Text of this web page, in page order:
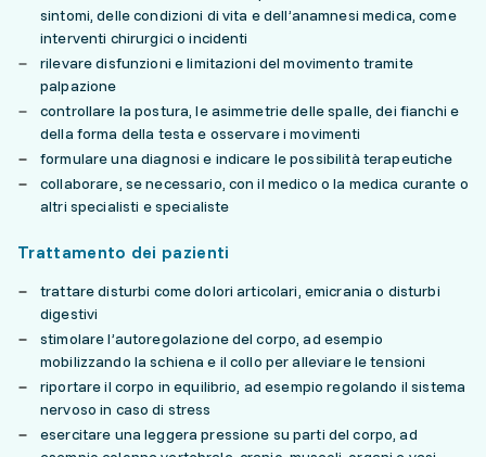
sintomi, delle condizioni di vita e dell’anamnesi medica, come
interventi chirurgici o incidenti
rilevare disfunzioni e limitazioni del movimento tramite
palpazione
controllare la postura, le asimmetrie delle spalle, dei fianchi e
della forma della testa e osservare i movimenti
formulare una diagnosi e indicare le possibilità terapeutiche
collaborare, se necessario, con il medico o la medica curante o
altri specialisti e specialiste
Trattamento dei pazienti
trattare disturbi come dolori articolari, emicrania o disturbi
digestivi
stimolare l’autoregolazione del corpo, ad esempio
mobilizzando la schiena e il collo per alleviare le tensioni
riportare il corpo in equilibrio, ad esempio regolando il sistema
nervoso in caso di stress
esercitare una leggera pressione su parti del corpo, ad